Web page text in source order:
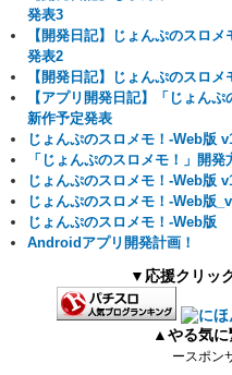
発表3
【開発日記】じょんぷのスロ
発表2
【開発日記】じょんぷのスロメ
【アプリ開発日記】「じょん
新作予定発表
じょんぷのスロメモ！-Web版
「じょんぷのスロメモ！」開
じょんぷのスロメモ！-Web版
じょんぷのスロメモ！-Web版
じょんぷのスロメモ！-Web版
Androidアプリ開発計画！
▼応援クリッ
▲やる気
ースポン